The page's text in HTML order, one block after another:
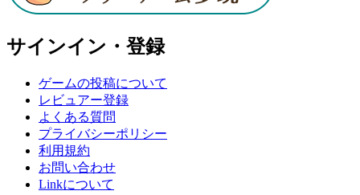
サインイン・登録
ゲームの投稿について
レビュアー登録
よくある質問
プライバシーポリシー
利用規約
お問い合わせ
Linkについて